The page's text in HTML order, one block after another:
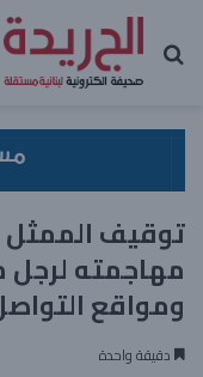
بحث عن
توقيف
مهاجمته
ومواقع
دقيقة واحدة